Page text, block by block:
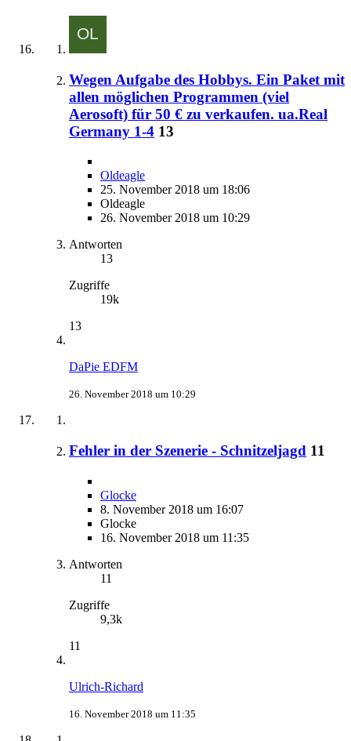
Wegen Aufgabe des Hobbys. Ein Paket mit
allen möglichen Programmen (viel
Aerosoft) für 50 € zu verkaufen. ua.Real
Germany 1-4 13
Oldeagle
25. November 2018 um 18:06
Oldeagle
26. November 2018 um 10:29
Antworten
13
Zugriffe
19k
13
DaPie EDFM
26. November 2018 um 10:29
Fehler in der Szenerie - Schnitzeljagd 11
Glocke
8. November 2018 um 16:07
Glocke
16. November 2018 um 11:35
Antworten
11
Zugriffe
9,3k
11
Ulrich-Richard
16. November 2018 um 11:35